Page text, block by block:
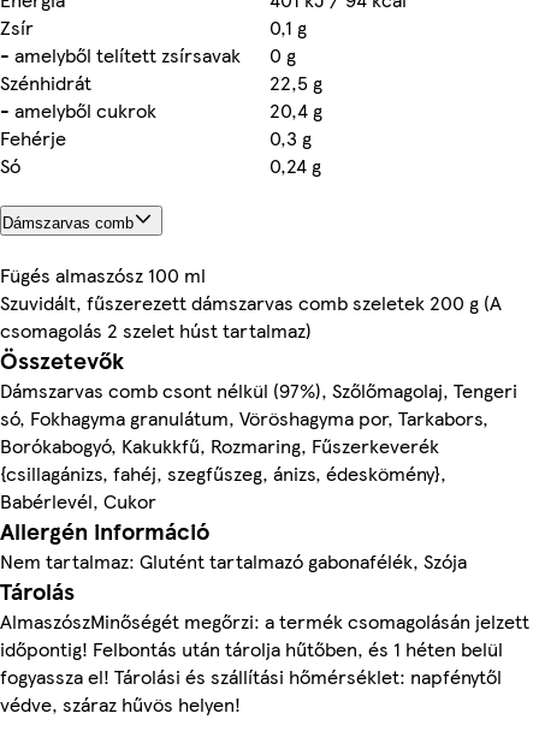
Zsír
0,1 g
- amelyből telített zsírsavak
0 g
Szénhidrát
22,5 g
- amelyből cukrok
20,4 g
Fehérje
0,3 g
Só
0,24 g
Dámszarvas comb
Fügés almaszósz 100 ml
Szuvidált, fűszerezett dámszarvas comb szeletek 200 g (A
csomagolás 2 szelet húst tartalmaz)
Összetevők
Dámszarvas comb csont nélkül (97%), Szőlőmagolaj, Tengeri
só, Fokhagyma granulátum, Vöröshagyma por, Tarkabors,
Borókabogyó, Kakukkfű, Rozmaring, Fűszerkeverék
{csillagánizs, fahéj, szegfűszeg, ánizs, édeskömény},
Babérlevél, Cukor
Allergén információ
Nem tartalmaz: Glutént tartalmazó gabonafélék, Szója
Tárolás
AlmaszószMinőségét megőrzi: a termék csomagolásán jelzett
időpontig! Felbontás után tárolja hűtőben, és 1 héten belül
fogyassza el! Tárolási és szállítási hőmérséklet: napfénytől
védve, száraz hűvös helyen!